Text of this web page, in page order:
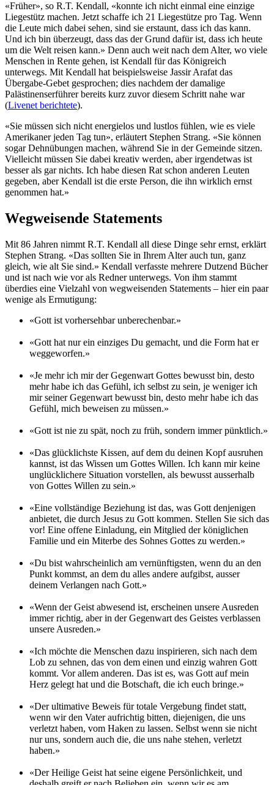
«Früher», so R.T. Kendall, «konnte ich nicht einmal eine einzige
Liegestütz machen. Jetzt schaffe ich 21 Liegestütze pro Tag. Wenn
die Leute mich dabei sehen, sind sie erstaunt, dass ich das kann.
Und ich bin überzeugt, dass das der Grund dafür ist, dass ich heute
um die Welt reisen kann.» Denn auch weit nach dem Alter, wo viele
Menschen in Rente gehen, ist Kendall für das Königreich
unterwegs. Mit Kendall hat beispielsweise Jassir Arafat das
Übergabe-Gebet gesprochen; dies nachdem der damalige
Palästinenserführer bereits kurz zuvor diesem Schritt nahe war
(Livenet berichtete).
«Sie müssen sich nicht energielos und lustlos fühlen, wie es viele
Amerikaner jeden Tag tun», erläutert Stephen Strang. «Sie können
sogar Dehnübungen machen, während Sie in der Gemeinde sitzen.
Vielleicht müssen Sie dabei kreativ werden, aber irgendetwas ist
besser als gar nichts. Ich habe diesen Rat schon anderen Leuten
gegeben, aber Kendall ist die erste Person, die ihn wirklich ernst
genommen hat.»
Wegweisende Statements
Mit 86 Jahren nimmt R.T. Kendall all diese Dinge sehr ernst, erklärt
Stephen Strang. «Das sollten Sie in Ihrem Alter auch tun, ganz
gleich, wie alt Sie sind.» Kendall verfasste mehrere Dutzend Bücher
und ist nach wie vor als Redner unterwegs. Von ihm stammt
überdies eine Vielzahl von wegweisenden Statements – hier ein paar
wenige als Ermutigung:
«Gott ist vorhersehbar unberechenbar.»
«Gott hat nur ein einziges Du gemacht, und die Form hat er
weggeworfen.»
«Je mehr ich mir der Gegenwart Gottes bewusst bin, desto
mehr habe ich das Gefühl, ich selbst zu sein, je weniger ich
mir seiner Gegenwart bewusst bin, desto mehr habe ich das
Gefühl, mich beweisen zu müssen.»
«Gott ist nie zu spät, noch zu früh, sondern immer pünktlich.»
«Das glücklichste Kissen, auf dem du deinen Kopf ausruhen
kannst, ist das Wissen um Gottes Willen. Ich kann mir keine
unglücklichere Situation vorstellen, als bewusst ausserhalb
von Gottes Willen zu sein.»
«Eine vollständige Beziehung ist das, was Gott denjenigen
anbietet, die durch Jesus zu Gott kommen. Stellen Sie sich das
vor! Eine offene Einladung, ein Mitglied der königlichen
Familie und ein Miterbe des Sohnes Gottes zu werden.»
«Du bist wahrscheinlich am vernünftigsten, wenn du an den
Punkt kommst, an dem du alles andere aufgibst, ausser
deinem Verlangen nach Gott.»
«Wenn der Geist abwesend ist, erscheinen unsere Ausreden
immer richtig, aber in der Gegenwart des Geistes verblassen
unsere Ausreden.»
«Ich möchte die Menschen dazu inspirieren, sich nach dem
Lob zu sehnen, das von dem einen und einzig wahren Gott
kommt. Vor allem anderen. Das ist es, was Gott auf mein
Herz gelegt hat und die Botschaft, die ich euch bringe.»
«Der ultimative Beweis für totale Vergebung findet statt,
wenn wir den Vater aufrichtig bitten, diejenigen, die uns
verletzt haben, vom Haken zu lassen. Selbst wenn sie nicht
nur uns, sondern auch die, die uns nahe stehen, verletzt
haben.»
«Der Heilige Geist hat seine eigene Persönlichkeit, und